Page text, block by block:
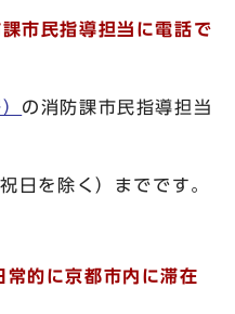
市民指導担当に電話で
の消防課市民指導担当
を除く）までです。
常的に京都市内に滞在